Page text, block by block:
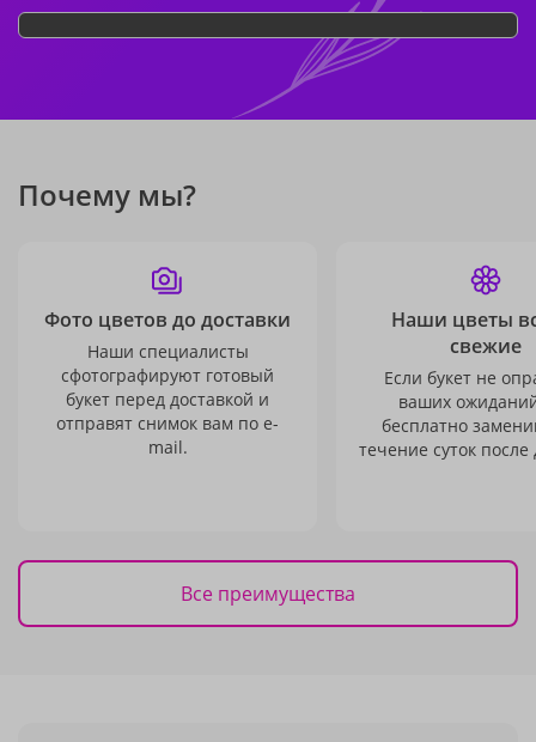
Почему мы?
Фото цветов до доставки
Наши специалисты
сфотографируют готовый
букет перед доставкой и
отправят снимок вам по e-
mail.
Наши цветы
свежие
Если букет не
ваших
бесплатно
течение суток после
Все преимущества